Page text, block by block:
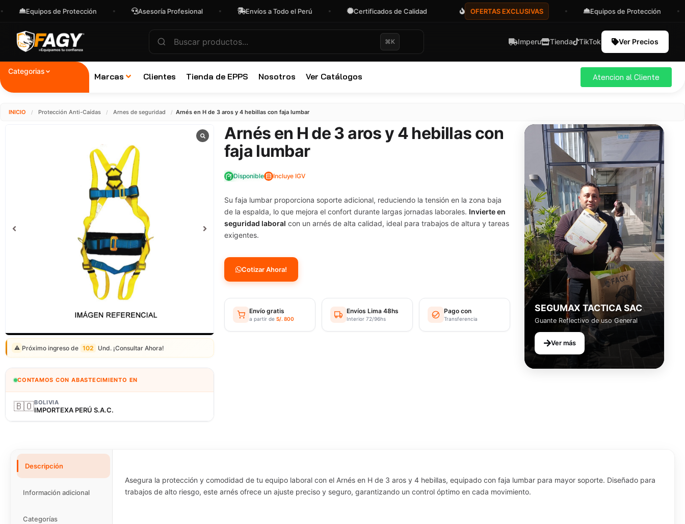
de Protección Asesoría Profesional Envíos a Todo el Perú Certificados de Calidad OFERTAS EXCLUSIVAS Equipos de Protección
⌘K Imperu Tienda TikTok Ver Precios
Categorias
Marcas Clientes Tienda de EPPS Nosotros Ver Catálogos Atencion al Cliente
INICIO / Protección Anti-Caídas / Arnes de seguridad / Arnés en H de 3 aros y 4 hebillas con faja lumbar
⚠️ Próximo ingreso de 102 Und. ¡Consultar Ahora!
CONTAMOS CON ABASTECIMIENTO EN
🇧🇴BOLIVIA
IMPORTEXA PERÚ S.A.C.
Arnés en H de 3 aros y 4 hebillas con
faja lumbar
Disponible Incluye IGV
Su faja lumbar proporciona soporte adicional, reduciendo la tensión en la zona baja
de la espalda, lo que mejora el confort durante largas jornadas laborales. Invierte en
seguridad laboral con un arnés de alta calidad, ideal para trabajos de altura y tareas
exigentes.
Cotizar Ahora!
Envío gratis
a partir deS/. 800
Envíos Lima 48hs
Interior 72/96hs
Pago con
Transferencia
SEGUMAX TACTICA SAC
Guante Reflectivo de uso General
Ver más
Descripción
Información adicional
Categorías
Asegura la protección y comodidad de tu equipo laboral con el Arnés en H de 3 aros y 4 hebillas, equipado con faja lumbar para mayor soporte. Diseñado para
trabajos de alto riesgo, este arnés ofrece un ajuste preciso y seguro, garantizando un control óptimo en cada movimiento.